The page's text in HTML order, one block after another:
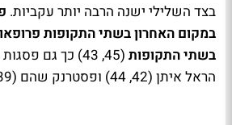
בצד השלילי ישנה הרבה יותר עקביות.
במקום האחרון בשתי התקופות
בשתי התקופות
הראל איתן (42, 44) ופסטרנק שהם (39, 45).